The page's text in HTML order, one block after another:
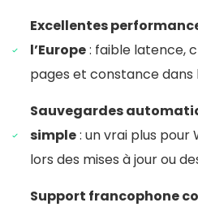
Excellentes
l’Europe: faible latence,
pages et constance dans
Sauvegardes
simple: un vrai plus pour
lors des mises à jour ou
Support francophone